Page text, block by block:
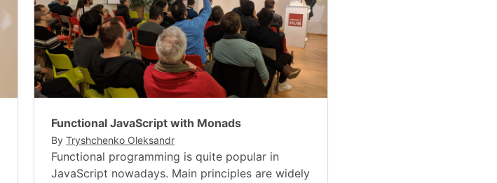
Functional JavaScript with Monads
By Tryshchenko Oleksandr
Functional programming is quite popular in
JavaScript nowadays. Main principles are widely